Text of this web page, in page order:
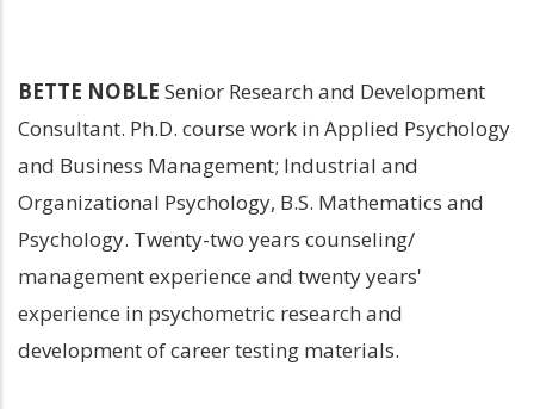
BETTE NOBLE Senior Research and Development
Consultant. Ph.D. course work in Applied Psychology
and Business Management; Industrial and
Organizational Psychology, B.S. Mathematics and
Psychology. Twenty-two years counseling/
management experience and twenty years'
experience in psychometric research and
development of career testing materials.